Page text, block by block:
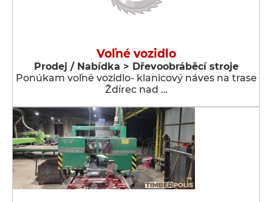
Voľné vozidlo
Prodej / Nabídka > Dřevoobráběcí stroje
Ponúkam voľné vozidlo- klanicový náves na trase
Ždírec nad …